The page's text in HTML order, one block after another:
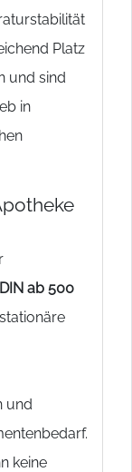
Platz
und sind
in
ab 500
und
keine